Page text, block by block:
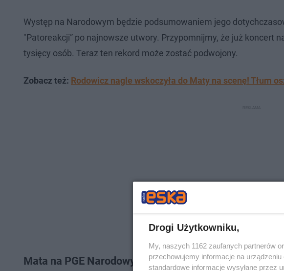
Występ na Narodowym będzie podsumowaniem jego
"Patoreakcji” po najnowsze utwory. Przypomnijmy, że już koncert
tysięcy osób. Teraz ten rekord może zostać podwojony.
Zobacz też: Rodowicz nagle wskoczyła do Maty na scenę! Tłum
Mata na PGE Narodowym 2026 - bilety
Drogi Użytkowniku,
My, naszych 1162 zaufanych partnerów
przechowujemy informacje na
standardowe informacje wysyłane przez